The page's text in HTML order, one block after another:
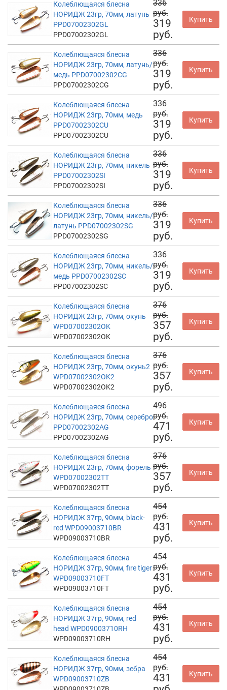
Колеблющаяся блесна
НОРИДЖ 23гр, 70мм, латунь
PPD07002302GL
PPD07002302GL
336
руб.
319
руб.
Купить
Колеблющаяся блесна
НОРИДЖ 23гр, 70мм, латунь/
медь PPD07002302CG
PPD07002302CG
336
руб.
319
руб.
Купить
Колеблющаяся блесна
НОРИДЖ 23гр, 70мм, медь
PPD07002302CU
PPD07002302CU
336
руб.
319
руб.
Купить
Колеблющаяся блесна
НОРИДЖ 23гр, 70мм, никель
PPD07002302SI
PPD07002302SI
336
руб.
319
руб.
Купить
Колеблющаяся блесна
НОРИДЖ 23гр, 70мм, никель/
латунь PPD07002302SG
PPD07002302SG
336
руб.
319
руб.
Купить
Колеблющаяся блесна
НОРИДЖ 23гр, 70мм, никель/
медь PPD07002302SC
PPD07002302SC
336
руб.
319
руб.
Купить
Колеблющаяся блесна
НОРИДЖ 23гр, 70мм, окунь
WPD07002302OK
WPD07002302OK
376
руб.
357
руб.
Купить
Колеблющаяся блесна
НОРИДЖ 23гр, 70мм, окунь2
WPD07002302OK2
WPD07002302OK2
376
руб.
357
руб.
Купить
Колеблющаяся блесна
НОРИДЖ 23гр, 70мм, серебро
PPD07002302AG
PPD07002302AG
496
руб.
471
руб.
Купить
Колеблющаяся блесна
НОРИДЖ 23гр, 70мм, форель
WPD07002302TT
WPD07002302TT
376
руб.
357
руб.
Купить
Колеблющаяся блесна
НОРИДЖ 37гр, 90мм, black-
red WPD09003710BR
WPD09003710BR
454
руб.
431
руб.
Купить
Колеблющаяся блесна
НОРИДЖ 37гр, 90мм, fire tiger
WPD09003710FT
WPD09003710FT
454
руб.
431
руб.
Купить
Колеблющаяся блесна
НОРИДЖ 37гр, 90мм, red
head WPD09003710RH
WPD09003710RH
454
руб.
431
руб.
Купить
Колеблющаяся блесна
НОРИДЖ 37гр, 90мм, зебра
WPD09003710ZB
454
руб.
431
Купить